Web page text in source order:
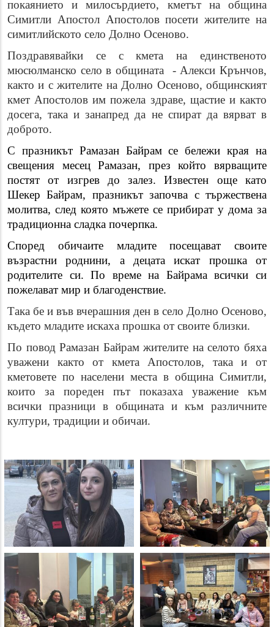
покаянието и милосърдието, кметът на община
Симитли Апостол Апостолов посети жителите на
симитлийското село Долно Осеново.
Поздравявайки се с кмета на единственото
мюсюлманско село в общината - Алекси Крънчов,
както и с жителите на Долно Осеново, общинският
кмет Апостолов им пожела здраве, щастие и както
досега, така и занапред да не спират да вярват в
доброто.
С празникът Рамазан Байрам себележи края на
свещения месец Рамазан, през който вярващите
постят от изгрев до залез. Известен още като
Шекер Байрам, празникът започва с тържествена
молитва, след която мъжете се прибират у дома за
традиционна сладка почерпка.
Според обичаите младите посещават своите
възрастни роднини, а децата искат прошка от
родителите си. По време на Байрама всички си
пожелават мир и благоденствие.
Така бе и във вчерашния ден в село Долно Осеново,
където младите искаха прошка от своите близки.
По повод Рамазан Байрам жителите на селото бяха
уважени както от кмета Апостолов, така и от
кметовете по населени места в община Симитли,
които за пореден път показаха уважение към
всички празници в общината и към различните
култури, традиции и обичаи.